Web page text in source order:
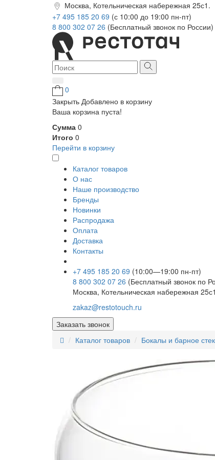
Москва, Котельническая набережная 25с1.
+7 495 185 20 69 (с 10:00 до 19:00 пн-пт)
8 800 302 07 26 (Бесплатный звонок по России)
0
Закрыть Добавлено в корзину
Ваша корзина пуста!
Сумма 0
Итого 0
Перейти в корзину
Каталог товаров
О нас
Наше производство
Бренды
Новинки
Распродажа
Оплата
Доставка
Контакты
+7 495 185 20 69 (10:00—19:00 пн-пт)
8 800 302 07 26 (Бесплатный звонок по
Москва, Котельническая набережная
zakaz@restotouch.ru
Заказать звонок
Каталог товаров
Бокалы и барное